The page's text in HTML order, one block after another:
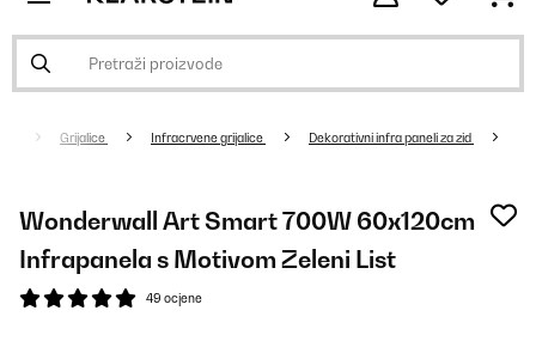
Grijalice Infracrvene grijalice Dekorativni infra paneli za zid
Wonderwall Art Smart 700W 60x120cm
Infrapanela s Motivom Zeleni List
49 ocjene